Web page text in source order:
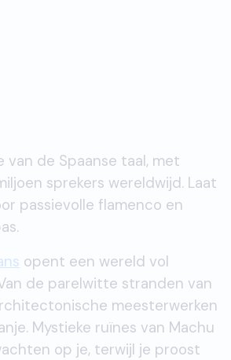
van de Spaanse taal, met
sprekers wereldwijd. Laat
passievolle flamenco en
opent een wereld vol
de parelwitte stranden van
meesterwerken
Mystieke ruïnes van Machu
op je, terwijl je proost